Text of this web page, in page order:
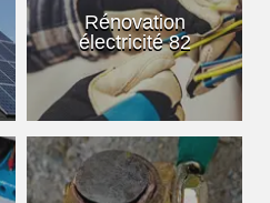
Rénovation
électricité 82